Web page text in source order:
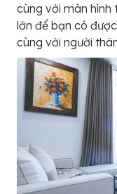
cùng với màn hình
lớn để bạn có
cùng với người